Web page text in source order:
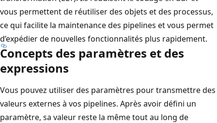
vous permettent de réutiliser des objets et des processus,
ce qui facilite la maintenance des pipelines et vous permet
d’expédier de nouvelles fonctionnalités plus rapidement.
Concepts des paramètres et des
expressions
Vous pouvez utiliser des paramètres pour transmettre des
valeurs externes à vos pipelines. Après avoir défini un
paramètre, sa valeur reste la même tout au long de